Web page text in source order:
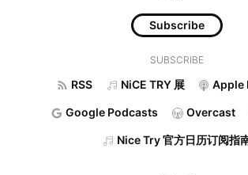
Subscribe
SUBSCRIBE
RSS NiCE TRY 展 Apple
Google Podcasts Overcast
Nice Try 官方日历订阅指